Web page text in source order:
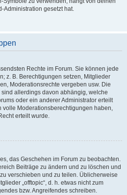
Administration gesetzt hat.
Rechte im Forum. Sie können jede
z. B. Berechtigungen setzen, Mitglieder
Moderationsrechte vergeben usw. Die
sind allerdings davon abhängig, welche
oder ein anderer Administrator erteilt
volle Moderationsberechtigungen haben,
erteilt wurde.
das Geschehen im Forum zu beobachten.
Beiträge zu ändern und zu löschen und
verschieben und zu teilen. Üblicherweise
„offtopic“, d. h. etwas nicht zum
bzw. Angreifendes schreiben.